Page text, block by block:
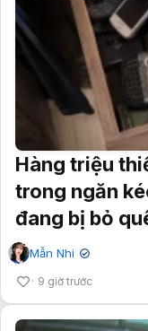
Hàng triệu
trong ngăn
đang bị bỏ
Mẫn Nhi ✔
9 giờ trước